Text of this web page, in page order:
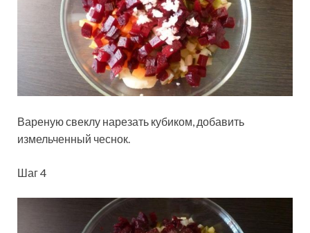
Вареную свеклу нарезать кубиком, добавить
измельченный чеснок.
Шаг 4